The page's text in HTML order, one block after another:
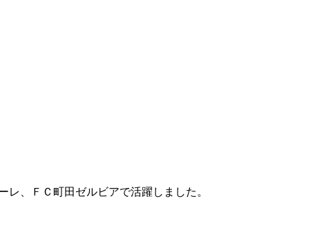
、ＦＣ町田ゼルビアで活躍しました。